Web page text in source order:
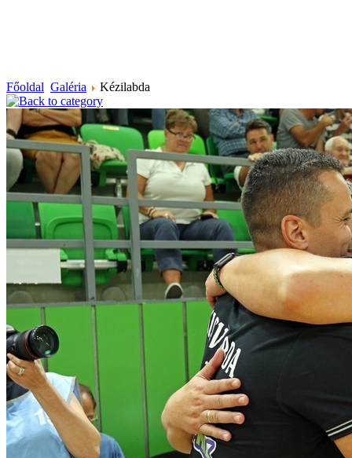
Főoldal Galéria Kézilabda